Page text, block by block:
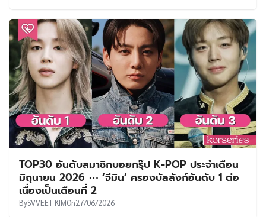
TOP30 อันดับสมาชิกบอยกรุ๊ป K-POP ประจำเดือน
มิถุนายน 2026 ⋯ ‘จีมิน’ ครองบัลลังก์อันดับ 1 ต่อ
เนื่องเป็นเดือนที่ 2
BySVVEET KIMOn27/06/2026